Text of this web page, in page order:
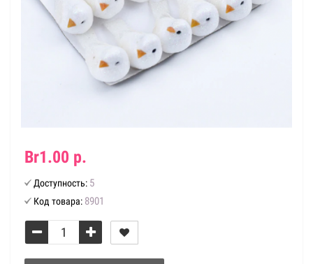
Br1.00 р.
Доступность: 5
Код товара: 8901